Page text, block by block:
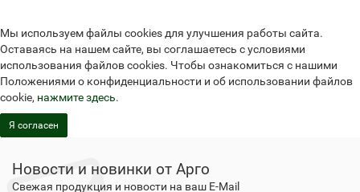
Мы используем файлы cookies для улучшения работы сайта.
Оставаясь на нашем сайте, вы соглашаетесь с условиями
использования файлов cookies. Чтобы ознакомиться с нашими
Положениями о конфиденциальности и об использовании файлов
cookie, нажмите здесь.
Я согласен
Новости и новинки от Арго
Свежая продукция и новости на ваш E-Mail